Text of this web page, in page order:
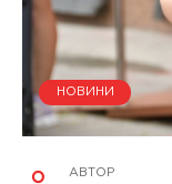
НОВИНИ
АВТОР